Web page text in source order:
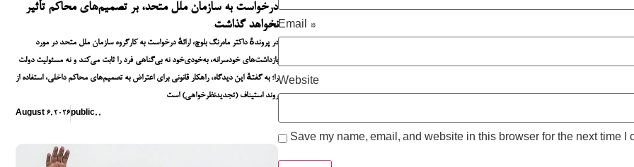
درخواست به سازمان ملل متحد، بر تصمیم‌های محاکم تأثیر
نخواهد گذاشت
در پروندهٔ داکتر ماه‌رنگ بلوچ، ارائهٔ درخواست به کارگروه سازمان ملل متحد در مورد
بازداشت‌های خودسرانه، به‌خودی‌خود نه بی‌گناهی فرد را ثابت می‌کند و نه مسئولیت دولت
را؛ به گفتهٔ این دیدگاه، راهکار قانونی برای اعتراض به تصمیم‌های محاکم داخلی، استفاده از
روند استیناف (تجدیدنظرخواهی) است
August 6, 2026 public, ,
Email *
Website
Save my name, email, and website in this browser for the next time I